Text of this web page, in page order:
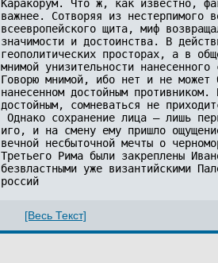
Каракорум. Что ж, как известно,
важнее. Сотворяя из нестерпимого
всеевропейского щита, миф
значимости и достоинства. В
геополитических просторах, а в
мнимой унизительности
Говорю мнимой, ибо нет и не может
нанесенном достойным
достойным, сомневаться не
Однако сохранение лица — лишь
иго, и на смену ему пришло
вечной несбыточной мечты о
Третьего Рима были закреплены
безвластными уже византийскими
россий
[Весь Текст]